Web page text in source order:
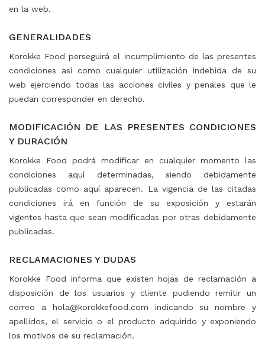
en la web.
GENERALIDADES
Korokke Food perseguirá el incumplimiento de las presentes
condiciones así como cualquier utilización indebida de su
web ejerciendo todas las acciones civiles y penales que le
puedan corresponder en derecho.
MODIFICACIÓN DE LAS PRESENTES CONDICIONES
Y DURACIÓN
Korokke Food podrá modificar en cualquier momento las
condiciones aquí determinadas, siendo debidamente
publicadas como aquí aparecen. La vigencia de las citadas
condiciones irá en función de su exposición y estarán
vigentes hasta que sean modificadas por otras debidamente
publicadas.
RECLAMACIONES Y DUDAS
Korokke Food informa que existen hojas de reclamación a
disposición de los usuarios y cliente pudiendo remitir un
correo a hola@korokkefood.com indicando su nombre y
apellidos, el servicio o el producto adquirido y exponiendo
los motivos de su reclamación.